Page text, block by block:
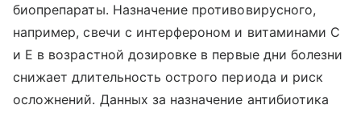
биопрепараты. Назначение противовирусного,
например, свечи с интерфероном и витаминами С
и Е в возрастной дозировке в первые дни болезни
снижает длительность острого периода и риск
осложнений. Данных за назначение антибиотика